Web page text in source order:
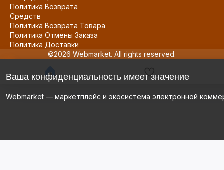
Политика Возврата
Средств
Политика Возврата Товара
Политика Отмены Заказа
Политика Доставки
©2026 Webmarket. All rights reserved.
Ваша конфиденциальность имеет значение
Webmarket — маркетплейс и экосистема электронной